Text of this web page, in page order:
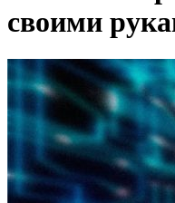
своими